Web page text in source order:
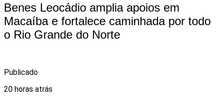
Benes Leocádio amplia apoios em
Macaíba e fortalece caminhada por todo
o Rio Grande do Norte
Publicado
20 horas atrás